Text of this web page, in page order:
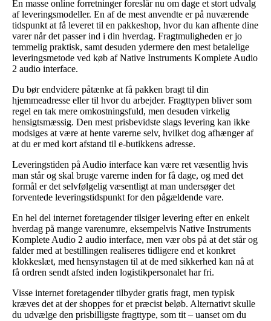
En masse online forretninger foreslår nu om dage et stort udvalg
af leveringsmodeller. En af de mest anvendte er på nuværende
tidspunkt at få leveret til en pakkeshop, hvor du kan afhente dine
varer når det passer ind i din hverdag. Fragtmuligheden er jo
temmelig praktisk, samt desuden ydermere den mest betalelige
leveringsmetode ved køb af Native Instruments Komplete Audio
2 audio interface.
Du bør endvidere påtænke at få pakken bragt til din
hjemmeadresse eller til hvor du arbejder. Fragttypen bliver som
regel en tak mere omkostningsfuld, men desuden virkelig
hensigtsmæssig. Den mest prisbevidste slags levering kan ikke
modsiges at være at hente varerne selv, hvilket dog afhænger af
at du er med kort afstand til e-butikkens adresse.
Leveringstiden på Audio interface kan være ret væsentlig hvis
man står og skal bruge varerne inden for få dage, og med det
formål er det selvfølgelig væsentligt at man undersøger det
forventede leveringstidspunkt for den pågældende vare.
En hel del internet foretagender tilsiger levering efter en enkelt
hverdag på mange varenumre, eksempelvis Native Instruments
Komplete Audio 2 audio interface, men vær obs på at det står og
falder med at bestillingen realiseres tidligere end et konkret
klokkeslæt, med hensynstagen til at de med sikkerhed kan nå at
få ordren sendt afsted inden logistikpersonalet har fri.
Visse internet foretagender tilbyder gratis fragt, men typisk
kræves det at der shoppes for et præcist beløb. Alternativt skulle
du udvælge den prisbilligste fragttype, som tit – uanset om du